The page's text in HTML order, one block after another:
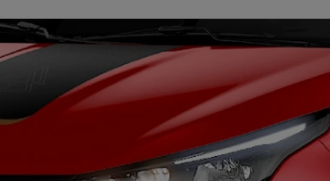
EM CADA DETALHE